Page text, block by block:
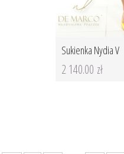
Sukienka Nydia V
2 140.00 zł